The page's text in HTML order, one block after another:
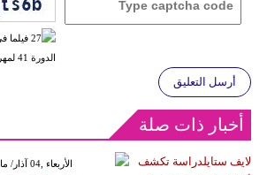
أرسل التعليق
أخبار ذات صلة
GMT 11:32 2026 الأربعاء ,04 آذار/ مارس